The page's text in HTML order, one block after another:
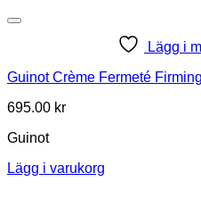
Lägg i
Guinot Crème Fermeté Firming
695.00 kr
Guinot
Lägg i varukorg